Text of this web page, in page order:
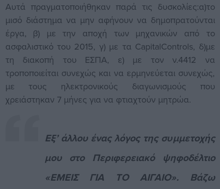
Αυτά πραγματοποιήθηκαν παρά τις δυσκολίες:α)το
μισό διάστημα να μην αφήνουν να δημοπρατούνται
έργα, β) με την αποχή των μηχανικών από το
ασφαλιστικό του 2015, γ) με τα CapitalControls, δ)με
τη διακοπή του ΕΣΠΑ, ε) με τον ν.4412 να
τροποποιείται συνεχώς και να ερμηνεύεται συνεχώς,
με τους ηλεκτρονικούς διαγωνισμούς που
χρειάστηκαν 7 μήνες για να φτιαχτούν μητρώα.
Εξ’ άλλου ένας λόγος της συμμετοχής
μου στο Περιφερειακό ψηφοδέλτιο
«ΕΜΕΙΣ ΓΙΑ ΤΟ ΑΙΓΑΙΟ». Βάζω